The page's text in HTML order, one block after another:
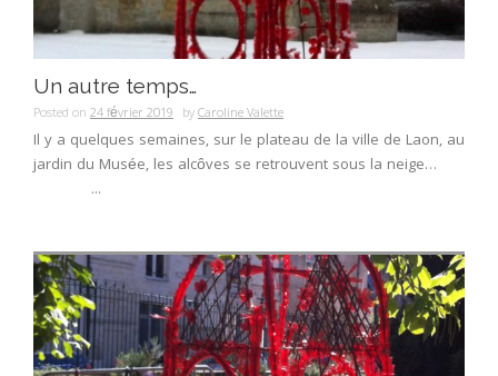
Un autre temps…
Posted on 24 février 2019 byCaroline Valette
Il y a quelques semaines, sur le plateau de la ville de Laon, au
jardin du Musée, les alcôves se retrouvent sous la neige…
...